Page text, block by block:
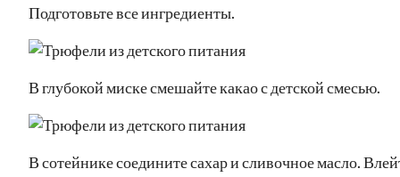
Подготовьте все ингредиенты.
В глубокой миске смешайте какао с детской смесью.
В сотейнике соедините сахар и сливочное масло.